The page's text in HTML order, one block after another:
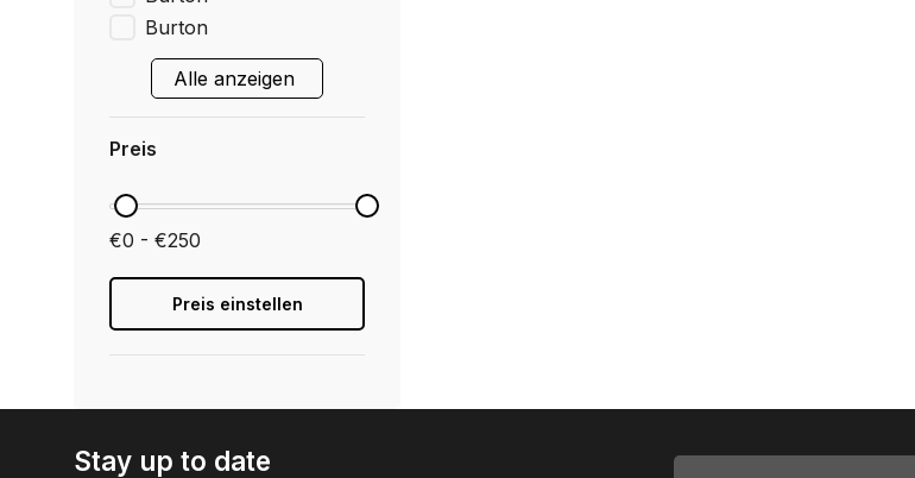
Burton
Alle anzeigen
Preis
€0 - €250
Preis einstellen
Stay up to date